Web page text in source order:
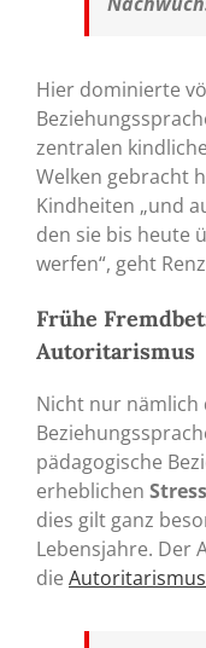
Hier dominierte
zentralen
Welken gebracht
Kindheiten „und
den sie bis heute
werfen“, geht
Frühe
Autoritarismus
Nicht nur
pädagogische
erheblichen
dies gilt ganz
Lebensjahre. Der
die